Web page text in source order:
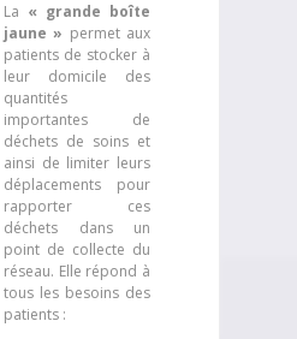
La « grande boîte
jaune » permet aux
patients de stocker à
leur domicile des
quantités
importantes de
déchets de soins et
ainsi de limiter leurs
déplacements pour
rapporter ces
déchets dans un
point de collecte du
réseau. Elle répond à
tous les besoins des
patients :